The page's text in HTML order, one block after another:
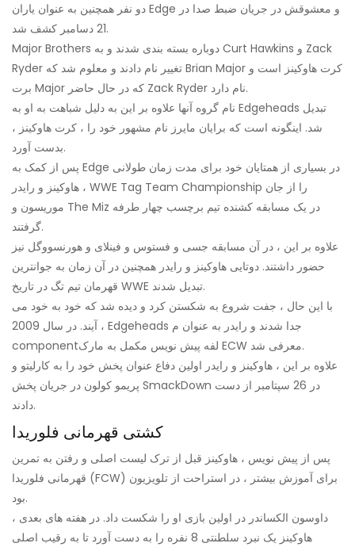
دو نفر همچنین به عنوان یاران Edge و معشوقش در جریان ضبط صدا در
21 دسامبر کشف شد.
Major Brothers دوباره بسته بندی شدند و به Curt Hawkins و Zack
Ryder تغییر نام دادند و معلوم شد که Brian Major کرت هاوکینز است و
برت Major که در حال حاضر Zack Ryder نام دارد.
نام گروه آنها علاوه بر این به دلیل شباهت به او به Edgeheads تبدیل
شد. اینگونه است که برایان مایرز نام مشهور خود را ، کرت هاوکینز ،
بدست آورد.
پس از کمک به Edge در بسیاری از همتایان خود برای مدت زمان طولانی
، هاوکینز و رایدر WWE Tag Team Championship را از جان
موریسون و The Miz در یک مسابقه کشنده تیم برچسب چهار طرفه
گرفتند.
علاوه بر این ، در آن مسابقه جسی و فستوس و فینلای و هورنسووگل نیز
حضور داشتند. دوتایی هاوکینز و رایدر همچنین در آن زمان به جوانترین
قهرمان تیم تگ در تاریخ WWE تبدیل شدند.
با این حال ، جفت شروع به شکستن کرد و دیده شد که خود به خود می
آیند. در سال 2009 ، Edgeheads جدا شدند و رایدر به عنوان م
componentلفه پیش نویس مکمل به مارک ECW معرفی شد.
علاوه بر این ، هاوکینز و رایدر اولین دفاع عنوان پخش خود را به کارلیتو و
پریمو کولون در جریان پخش SmackDown در 26 سپتامبر از دست
دادند.
کشتی قهرمانی فلوریدا
پس از پیش نویس ، هاوکینز قبل از ترک لیست اصلی و رفتن به تمرین
قهرمانی فلوریدا (FCW) برای آموزش بیشتر ، در استراحت از تلویزیون
بود.
داوسون الكساندر در اولین بازی او را شکست داد. در هفته های بعدی ،
هاوکینز یک نبرد سلطنتی 8 نفره را به دست آورد تا به رقیب اصلی